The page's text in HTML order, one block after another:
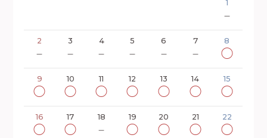
1
－
2
－
3
－
4
－
5
－
6
－
7
－
8
◯
9
◯
10
◯
11
◯
12
◯
13
◯
14
◯
15
◯
16
◯
17
◯
18
－
19
◯
20
◯
21
◯
22
◯